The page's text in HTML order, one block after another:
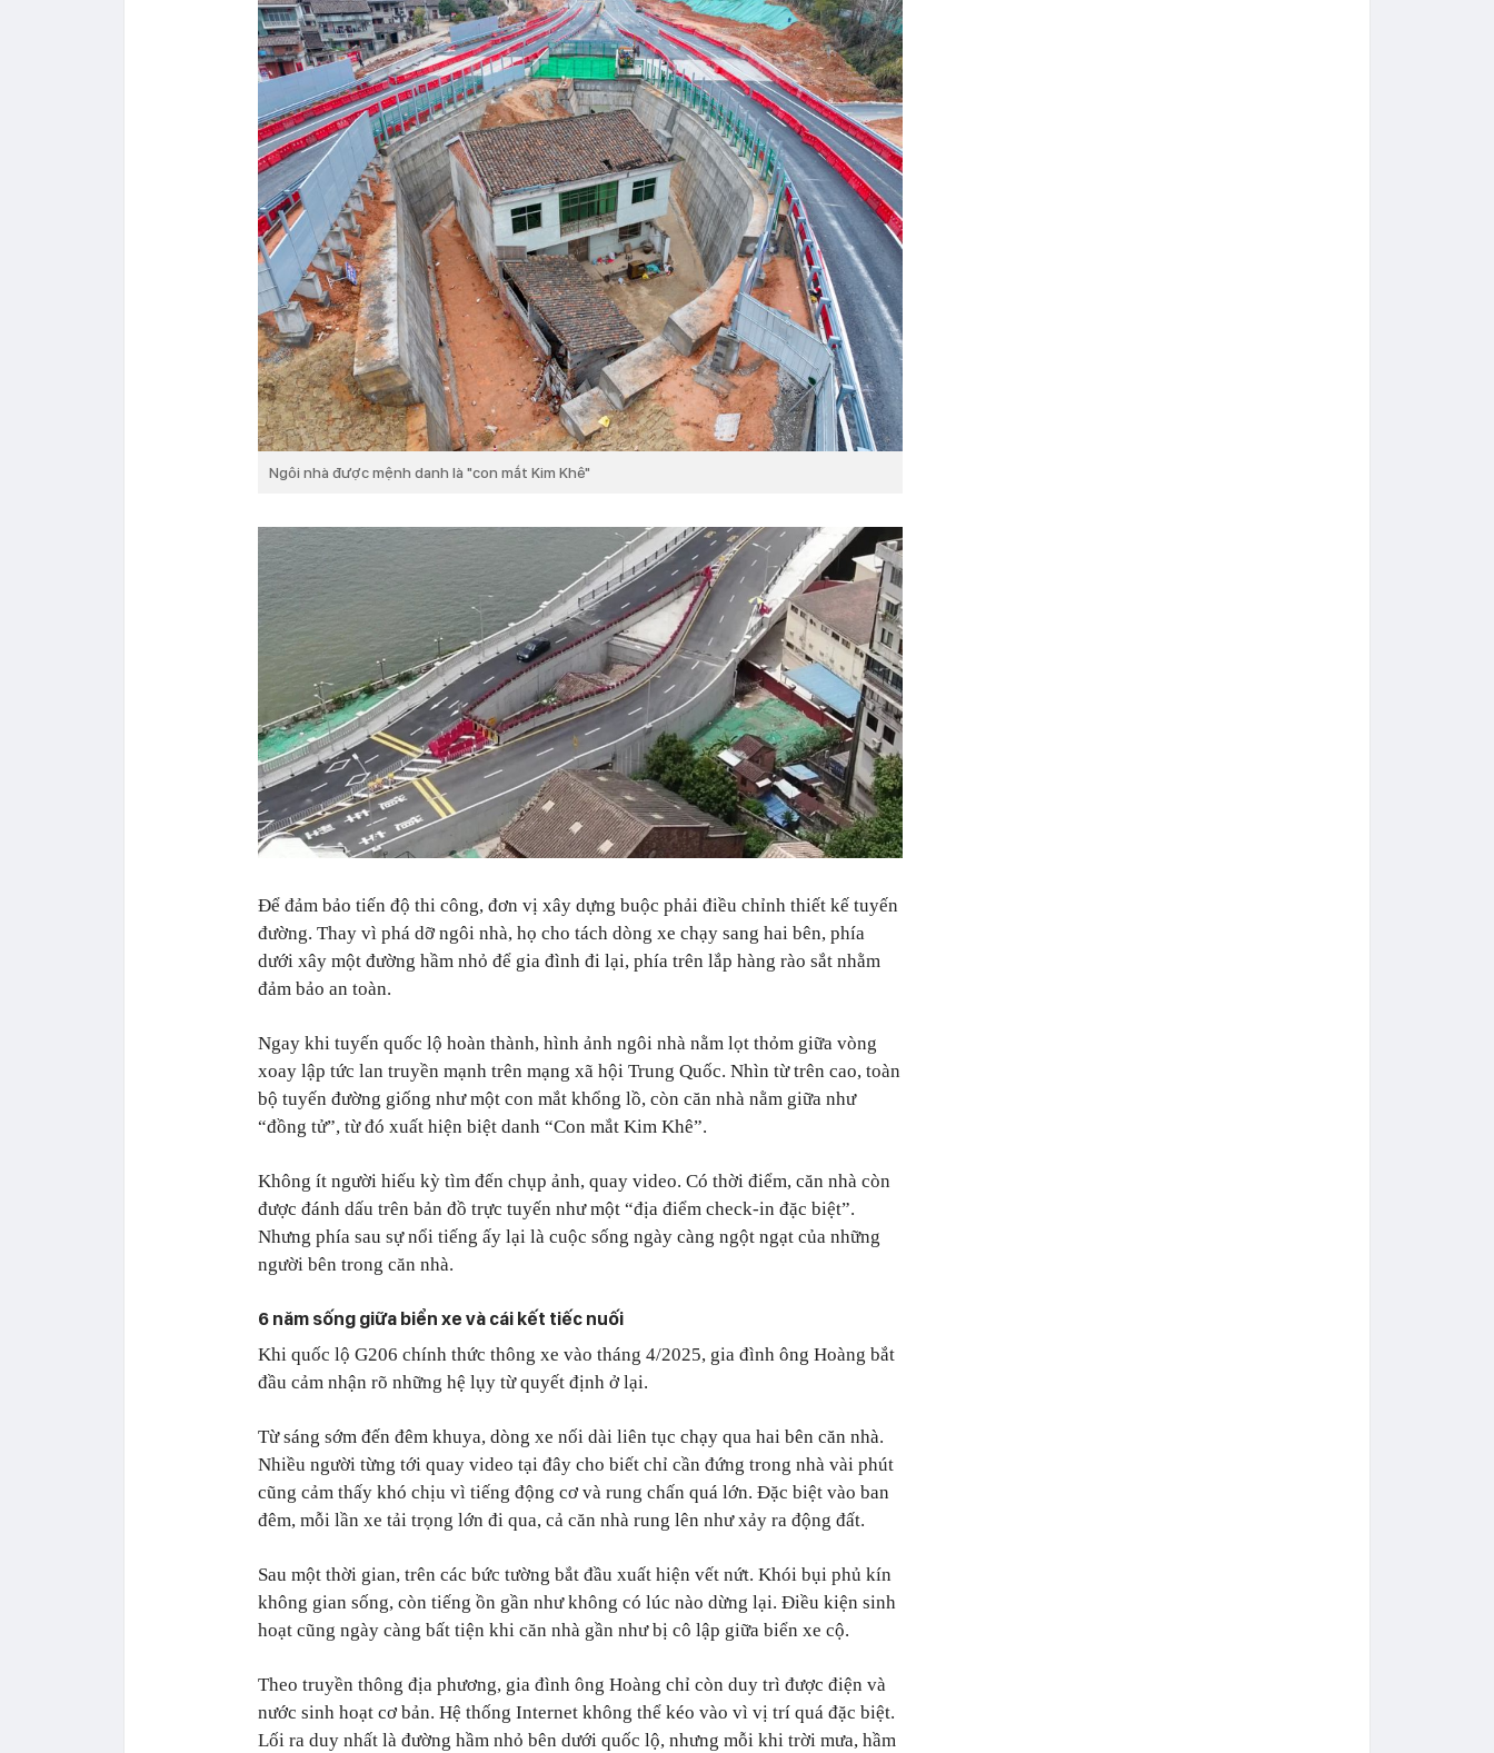
Ngôi nhà được mệnh danh là "con mắt Kim Khê"
Để đảm bảo tiến độ thi công, đơn vị xây dựng buộc phải điều chỉnh thiết kế tuyến
đường. Thay vì phá dỡ ngôi nhà, họ cho tách dòng xe chạy sang hai bên, phía
dưới xây một đường hầm nhỏ để gia đình đi lại, phía trên lắp hàng rào sắt nhằm
đảm bảo an toàn.
Ngay khi tuyến quốc lộ hoàn thành, hình ảnh ngôi nhà nằm lọt thỏm giữa vòng
xoay lập tức lan truyền mạnh trên mạng xã hội Trung Quốc. Nhìn từ trên cao, toàn
bộ tuyến đường giống như một con mắt khổng lồ, còn căn nhà nằm giữa như
“đồng tử”, từ đó xuất hiện biệt danh “Con mắt Kim Khê”.
Không ít người hiếu kỳ tìm đến chụp ảnh, quay video. Có thời điểm, căn nhà còn
được đánh dấu trên bản đồ trực tuyến như một “địa điểm check-in đặc biệt”.
Nhưng phía sau sự nổi tiếng ấy lại là cuộc sống ngày càng ngột ngạt của những
người bên trong căn nhà.
6 năm sống giữa biển xe và cái kết tiếc nuối
Khi quốc lộ G206 chính thức thông xe vào tháng 4/2025, gia đình ông Hoàng bắt
đầu cảm nhận rõ những hệ lụy từ quyết định ở lại.
Từ sáng sớm đến đêm khuya, dòng xe nối dài liên tục chạy qua hai bên căn nhà.
Nhiều người từng tới quay video tại đây cho biết chỉ cần đứng trong nhà vài phút
cũng cảm thấy khó chịu vì tiếng động cơ và rung chấn quá lớn. Đặc biệt vào ban
đêm, mỗi lần xe tải trọng lớn đi qua, cả căn nhà rung lên như xảy ra động đất.
Sau một thời gian, trên các bức tường bắt đầu xuất hiện vết nứt. Khói bụi phủ kín
không gian sống, còn tiếng ồn gần như không có lúc nào dừng lại. Điều kiện sinh
hoạt cũng ngày càng bất tiện khi căn nhà gần như bị cô lập giữa biển xe cộ.
Theo truyền thông địa phương, gia đình ông Hoàng chỉ còn duy trì được điện và
nước sinh hoạt cơ bản. Hệ thống Internet không thể kéo vào vì vị trí quá đặc biệt.
Lối ra duy nhất là đường hầm nhỏ bên dưới quốc lộ, nhưng mỗi khi trời mưa, hầm